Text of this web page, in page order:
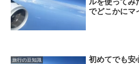
ルを使ってみ
でどこかにマ
旅行の豆知識
初めてでも安